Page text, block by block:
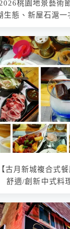
桃園地景藝術
生態、新屋石滬一
古月新城複合式
舒適/創新中式料